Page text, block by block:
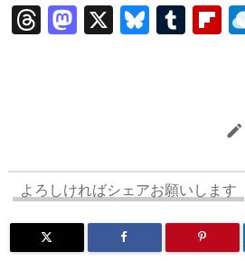
T
s
M
o
n
X Bl T Fl
ar
d

よろしければシェアお願いします